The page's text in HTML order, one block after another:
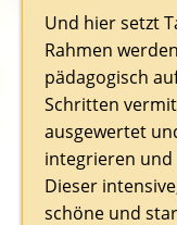
Und hier setzt
Rahmen
pädagogisch
Schritten
ausgewertet
integrieren und
Dieser
schöne und